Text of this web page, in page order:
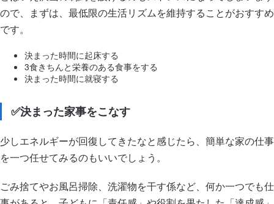
ので、まずは、最低限の生活リズムを維持することがおすすめ
です。
決まった時間に起床する
3食きちんと栄養のある食事をする
決まった時間に就寝する
✅決まった家事をこなす
少しエネルギーが回復してきたなと感じたら、簡単な家の仕事
を一つ任せてみるのもいいでしょう。
ごみ捨てやお風呂掃除、洗濯物を干す係など、何か一つでも仕